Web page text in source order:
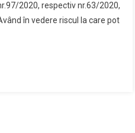
2020, respectiv nr.63/2020,
în vedere riscul la care pot